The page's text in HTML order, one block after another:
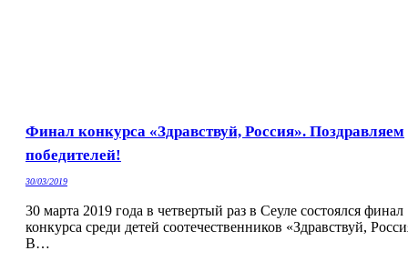
Финал конкурса «Здравствуй, Россия». Поздравляем
победителей!
30/03/2019
30 марта 2019 года в четвертый раз в Сеуле состоялся финал
конкурса среди детей соотечественников «Здравствуй,
В…